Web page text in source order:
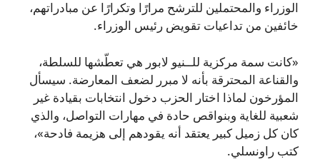
الوزراء والمحتملين للترشح مرارًا وتكرارًا عن مبادراتهم،
خائفين من تداعيات تقويض رئيس الوزراء.
«كانت سمة مركزية للــنيو لابور هي تعطّشها للسلطة،
والقناعة المحترقة بأنه لا مبرر لضعف المعارضة. سيسأل
المؤرخون لماذا اختار الحزب دخول انتخابات بقيادة غير
شعبية للغاية وبنواقص حادة في مهارات التواصل، والذي
كان كل زميل كبير يعتقد أنه يقودهم إلى هزيمة فادحة»،
كتب راونسلي.